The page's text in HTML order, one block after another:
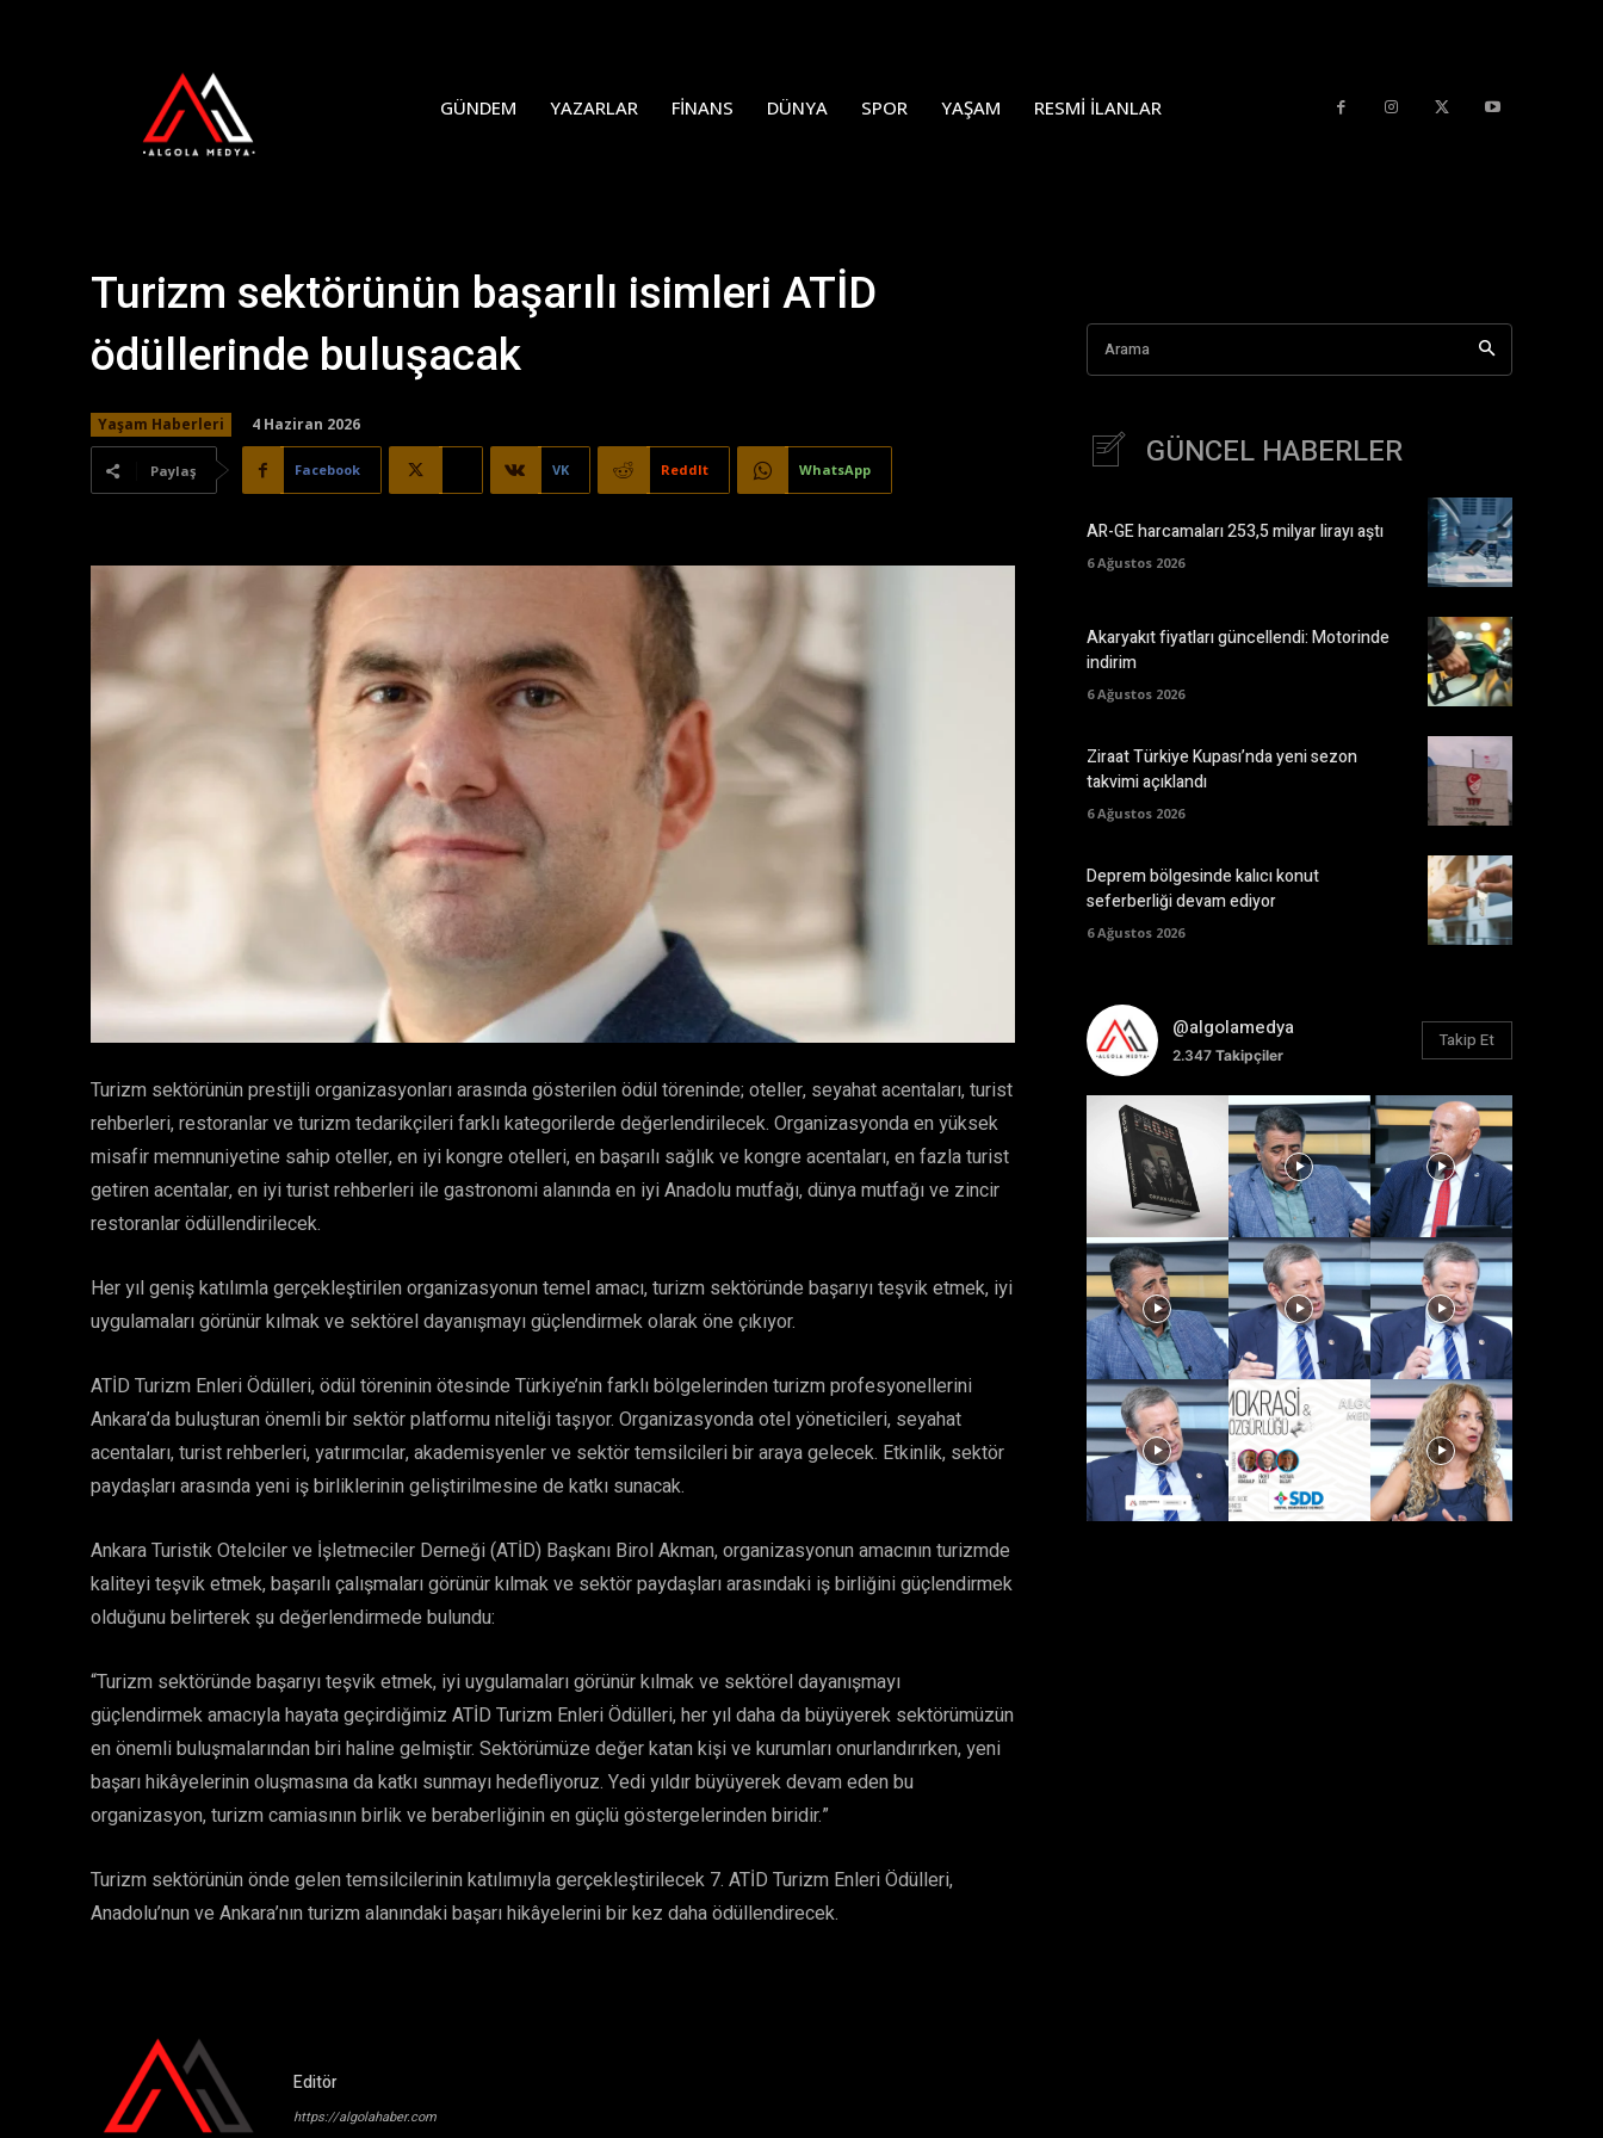
GÜNDEM YAZARLAR FINANS DÜNYA SPOR YAŞAM RESMI İLANLAR
Turizm sektörünün başarılı isimleri ATİD
ödüllerinde buluşacak
Yaşam Haberleri 4 Haziran 2026
Paylaş Facebook VK ReddIt WhatsApp
Turizm sektörünün prestijli organizasyonları arasında gösterilen ödül töreninde; oteller, seyahat acentaları, turist
rehberleri, restoranlar ve turizm tedarikçileri farklı kategorilerde değerlendirilecek. Organizasyonda en yüksek
misafir memnuniyetine sahip oteller, en iyi kongre otelleri, en başarılı sağlık ve kongre acentaları, en fazla turist
getiren acentalar, en iyi turist rehberleri ile gastronomi alanında en iyi Anadolu mutfağı, dünya mutfağı ve zincir
restoranlar ödüllendirilecek.
Her yıl geniş katılımla gerçekleştirilen organizasyonun temel amacı, turizm sektöründe başarıyı teşvik etmek, iyi
uygulamaları görünür kılmak ve sektörel dayanışmayı güçlendirmek olarak öne çıkıyor.
ATİD Turizm Enleri Ödülleri, ödül töreninin ötesinde Türkiye’nin farklı bölgelerinden turizm profesyonellerini
Ankara’da buluşturan önemli bir sektör platformu niteliği taşıyor. Organizasyonda otel yöneticileri, seyahat
acentaları, turist rehberleri, yatırımcılar, akademisyenler ve sektör temsilcileri bir araya gelecek. Etkinlik, sektör
paydaşları arasında yeni iş birliklerinin geliştirilmesine de katkı sunacak.
Ankara Turistik Otelciler ve İşletmeciler Derneği (ATİD) Başkanı Birol Akman, organizasyonun amacının turizmde
kaliteyi teşvik etmek, başarılı çalışmaları görünür kılmak ve sektör paydaşları arasındaki iş birliğini güçlendirmek
olduğunu belirterek şu değerlendirmede bulundu:
“Turizm sektöründe başarıyı teşvik etmek, iyi uygulamaları görünür kılmak ve sektörel dayanışmayı
güçlendirmek amacıyla hayata geçirdiğimiz ATİD Turizm Enleri Ödülleri, her yıl daha da büyüyerek sektörümüzün
en önemli buluşmalarından biri haline gelmiştir. Sektörümüze değer katan kişi ve kurumları onurlandırırken, yeni
başarı hikâyelerinin oluşmasına da katkı sunmayı hedefliyoruz. Yedi yıldır büyüyerek devam eden bu
organizasyon, turizm camiasının birlik ve beraberliğinin en güçlü göstergelerinden biridir.”
Turizm sektörünün önde gelen temsilcilerinin katılımıyla gerçekleştirilecek 7. ATİD Turizm Enleri Ödülleri,
Anadolu’nun ve Ankara’nın turizm alanındaki başarı hikâyelerini bir kez daha ödüllendirecek.
Editör
https://algolahaber.com
Arama
GÜNCEL HABERLER
AR-GE harcamaları 253,5 milyar lirayı aştı
6 Ağustos 2026
Akaryakıt fiyatları güncellendi: Motorinde
indirim
6 Ağustos 2026
Ziraat Türkiye Kupası’nda yeni sezon
takvimi açıklandı
6 Ağustos 2026
Deprem bölgesinde kalıcı konut
seferberliği devam ediyor
6 Ağustos 2026
@algolamedya
2.347Takipçiler
Takip Et